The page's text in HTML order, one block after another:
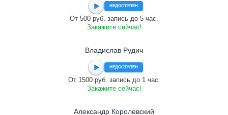
НЕДОСТУПЕН
От 500 руб. запись до 5 час.
Закажите сейчас!
Владислав Рудич
НЕДОСТУПЕН
От 1500 руб. запись до 1 час.
Закажите сейчас!
Александр Королевский